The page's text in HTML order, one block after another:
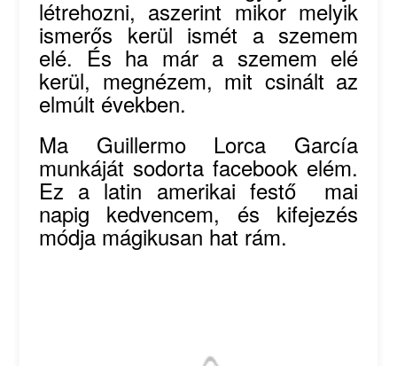
létrehozni, aszerint mikor melyik
ismerős kerül ismét a szemem
elé. És ha már a szemem elé
kerül, megnézem, mit csinált az
elmúlt években.
Ma Guillermo Lorca García
munkáját sodorta facebook elém.
Ez a latin amerikai festő mai
napig kedvencem, és kifejezés
módja mágikusan hat rám.